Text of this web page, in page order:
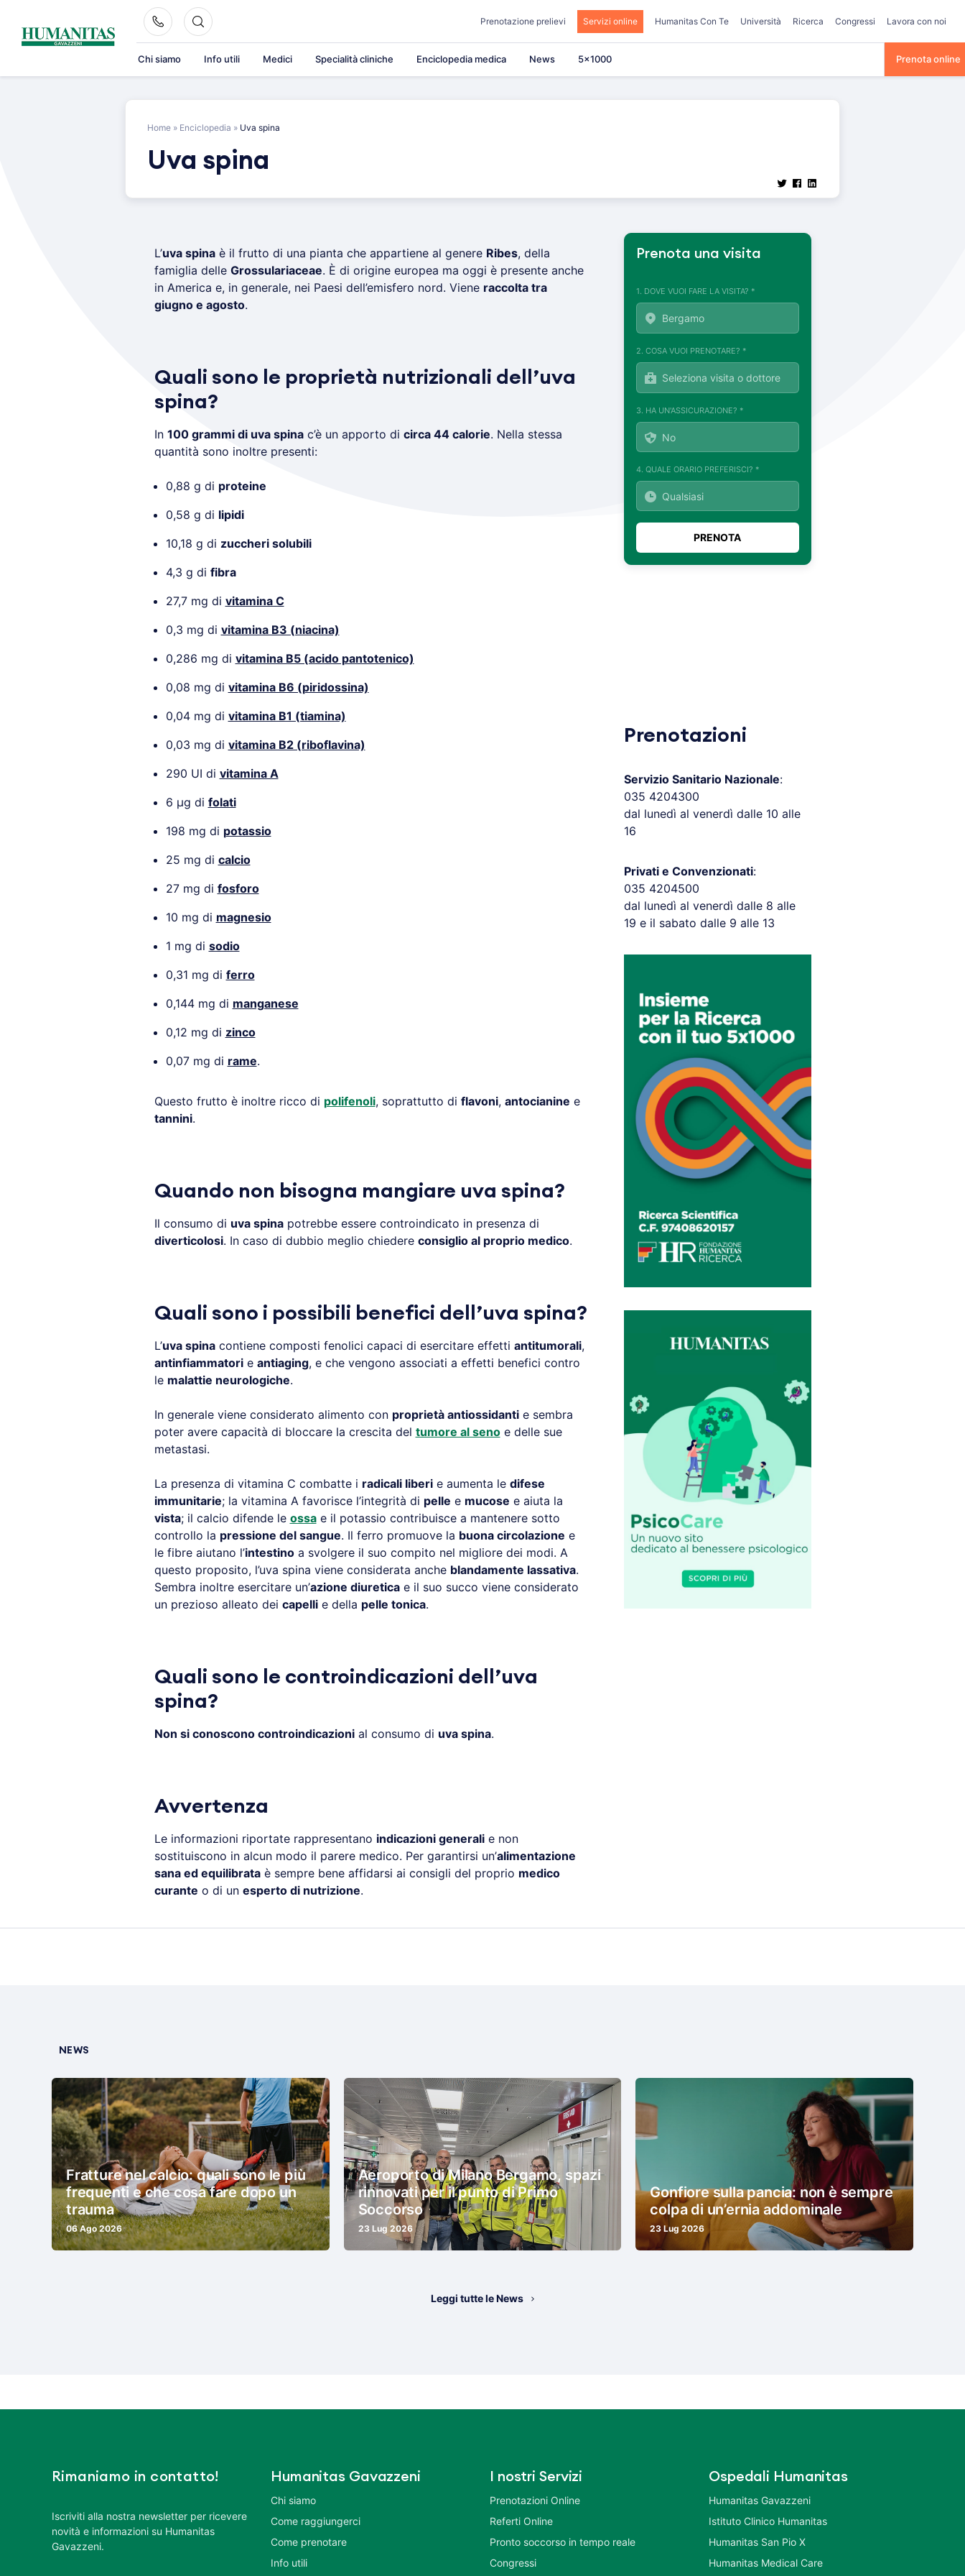
content
Prenotazione prelievi Servizi online Humanitas Con Te Università Ricerca Congressi Lavora con noi
Chi siamo Info utili Medici Specialità cliniche Enciclopedia medica News 5×1000 Prenota online
Home » Enciclopedia » Uva spina
Uva spina
L’uva spinaè il frutto di una pianta che appartiene al genere Ribes, della
famiglia delle Grossulariaceae. È di origine europea ma oggi è presente anche
in America e, in generale, nei Paesi dell’emisfero nord. Viene raccolta tra
giugno e agosto.
Quali sono le proprietà nutrizionali dell’uva
spina?
In 100 grammi di uva spinac’è un apporto di circa 44 calorie. Nella stessa
quantità sono inoltre presenti:
0,88 g di proteine
0,58 g di lipidi
10,18 g di zuccheri solubili
4,3 g di fibra
27,7 mg di vitamina C
0,3 mg di vitamina B3 (niacina)
0,286 mg di vitamina B5 (acido pantotenico)
0,08 mg di vitamina B6 (piridossina)
0,04 mg di vitamina B1 (tiamina)
0,03 mg di vitamina B2 (riboflavina)
290 UI di vitamina A
6 µg di folati
198 mg di potassio
25 mg di calcio
27 mg di fosforo
10 mg di magnesio
1 mg di sodio
0,31 mg di ferro
0,144 mg di manganese
0,12 mg di zinco
0,07 mg di rame.
Questo frutto è inoltre ricco di polifenoli, soprattutto di flavoni, antocianine e
tannini.
Quando non bisogna mangiare uva spina?
Il consumo di uva spinapotrebbe essere controindicato in presenza di
diverticolosi. In caso di dubbio meglio chiedere consiglio al proprio medico.
Quali sono i possibili benefici dell’uva spina?
L’uva spinacontiene composti fenolici capaci di esercitare effetti antitumorali,
antinfiammatorie antiaging, e che vengono associati a effetti benefici contro
le malattie neurologiche.
In generale viene considerato alimento con proprietà antiossidantie sembra
poter avere capacità di bloccare la crescita del tumore al senoe delle sue
metastasi.
La presenza di vitamina C combatte i radicali liberie aumenta le difese
immunitarie; la vitamina A favorisce l’integrità di pelle e mucose e aiuta la
vista; il calcio difende le ossae il potassio contribuisce a mantenere sotto
controllo la pressione del sangue. Il ferro promuove la buona circolazione e
le fibre aiutano l’intestinoa svolgere il suo compito nel migliore dei modi. A
questo proposito, l’uva spina viene considerata anche blandamente lassativa.
Sembra inoltre esercitare un’azione diureticae il suo succo viene considerato
un prezioso alleato dei capellie della pelle tonica.
Quali sono le controindicazioni dell’uva
spina?
Non si conoscono controindicazionial consumo di uva spina.
Avvertenza
Le informazioni riportate rappresentano indicazioni generalie non
sostituiscono in alcun modo il parere medico. Per garantirsi un’alimentazione
sana ed equilibrataè sempre bene affidarsi ai consigli del proprio medico
curante o di un esperto di nutrizione.
Prenota una visita
1. DOVE VUOI FARE LA VISITA? *
2. COSA VUOI PRENOTARE? *
3. HA UN'ASSICURAZIONE? *
4. QUALE ORARIO PREFERISCI? *
Prenotazioni
Servizio Sanitario Nazionale:
035 4204300
dal lunedì al venerdì dalle 10 alle
16
Privati e Convenzionati:
035 4204500
dal lunedì al venerdì dalle 8 alle
19 e il sabato dalle 9 alle 13
NEWS
Fratture nel calcio: quali sono le più
frequenti e che cosa fare dopo un
trauma
06 Ago 2026
Aeroporto di Milano Bergamo, spazi
rinnovati per il punto di Primo
Soccorso
23 Lug 2026
Gonfiore sulla pancia: non è sempre
colpa di un’ernia addominale
23 Lug 2026
Leggi tutte le News
Rimaniamo in contatto!
Iscriviti alla nostra newsletter per ricevere
novità e informazioni su Humanitas
Gavazzeni.
Humanitas Gavazzeni
Chi siamo
Come raggiungerci
Come prenotare
Info utili
I nostri Servizi
Prenotazioni Online
Referti Online
Pronto soccorso in tempo reale
Congressi
Ospedali Humanitas
Humanitas Gavazzeni
Istituto Clinico Humanitas
Humanitas San Pio X
Humanitas Medical Care